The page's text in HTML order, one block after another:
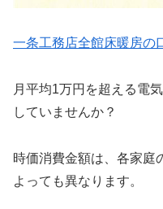
一条工務店全館床暖房の
月平均1万円を超える電
していませんか？
時価消費金額は、各家庭
よっても異なります。